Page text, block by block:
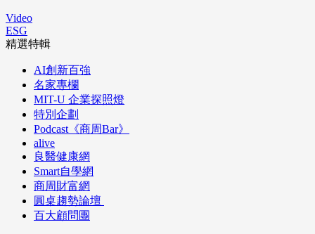
Video
ESG
精選特輯
AI創新百強
名家專欄
MIT-U 企業探照燈
特別企劃
Podcast《商周Bar》
alive
良醫健康網
Smart自學網
商周財富網
圓桌趨勢論壇
百大顧問團